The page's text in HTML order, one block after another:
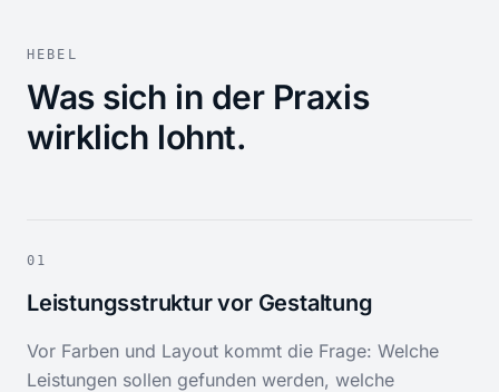
HEBEL
Was sich in der Praxis
wirklich lohnt.
01
Leistungsstruktur vor Gestaltung
Vor Farben und Layout kommt die Frage: Welche
Leistungen sollen gefunden werden, welche